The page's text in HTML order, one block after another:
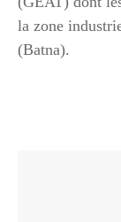
la zone
(Batna).